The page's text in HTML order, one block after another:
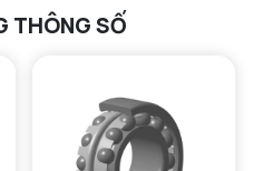
THÔNG SỐ